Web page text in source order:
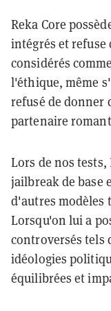
Reka Core
intégrés et refuse
considérés
l'éthique, même
refusé de donner
partenaire
Lors de nos tests,
jailbreak de base
d'autres modèles
Lorsqu'on lui a
controversés tels
idéologies
équilibrées et